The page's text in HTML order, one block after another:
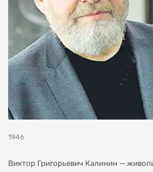
1946
Виктор Григорьевич Калинин —